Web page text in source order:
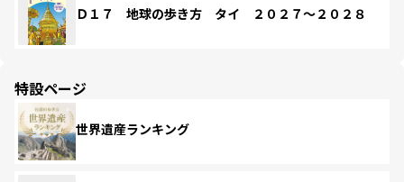
Ｄ１７ 地球の歩き方 タイ ２０２７～２０２８
特設ページ
世界遺産ランキング